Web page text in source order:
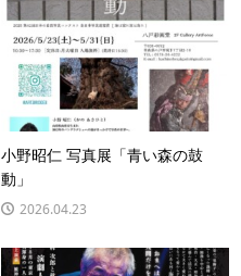
小野昭仁 写真展「青い森の鼓
動」
2026.04.23